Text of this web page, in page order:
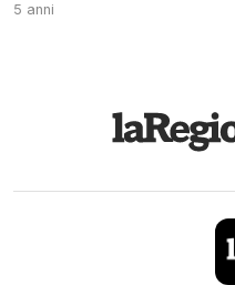
5 anni